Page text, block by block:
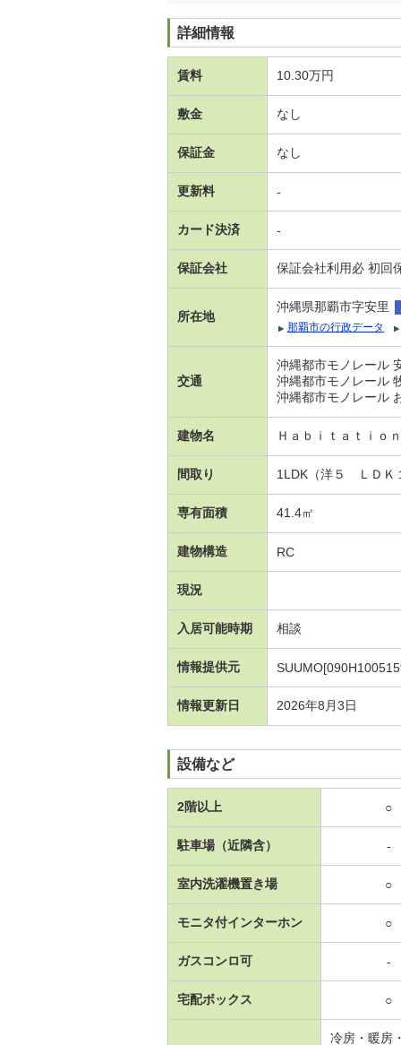
詳細情報
賃料 10.30万円
敷金 なし
保証金 なし
更新料 -
カード決済 -
保証会社 保証会社利用必 初回
所在地
沖縄県那覇市字安里
那覇市の行政データ
交通
沖縄都市モノレール
沖縄都市モノレール
沖縄都市モノレール
建物名 Ｈａｂｉｔａｔｉ
間取り 1LDK（洋５ ＬＤＫ
専有面積 41.4㎡
建物構造 RC
現況
入居可能時期 相談
情報提供元
情報更新日 2026年8月3日
設備など
2階以上 ○
駐車場（近隣含） -
室内洗濯機置き場 ○
モニタ付インターホン ○
ガスコンロ可 -
宅配ボックス ○
冷房・暖房